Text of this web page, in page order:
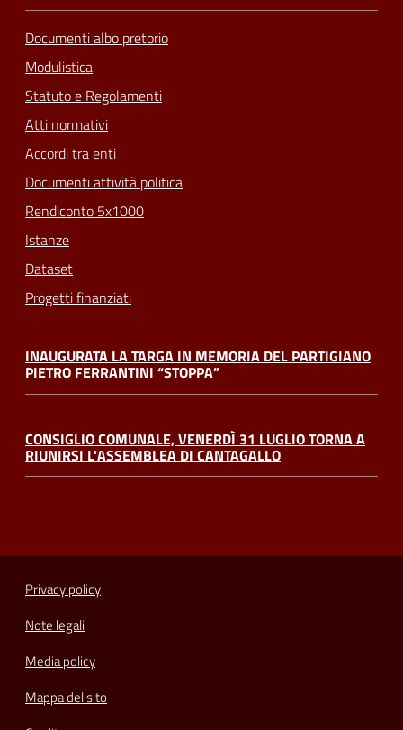
Documenti albo pretorio
Modulistica
Statuto e Regolamenti
Atti normativi
Accordi tra enti
Documenti attività politica
Rendiconto 5x1000
Istanze
Dataset
Progetti finanziati
INAUGURATA LA TARGA IN MEMORIA DEL PARTIGIANO
PIETRO FERRANTINI “STOPPA”
CONSIGLIO COMUNALE, VENERDÌ 31 LUGLIO TORNA A
RIUNIRSI L'ASSEMBLEA DI CANTAGALLO
Privacy policy
Note legali
Media policy
Mappa del sito